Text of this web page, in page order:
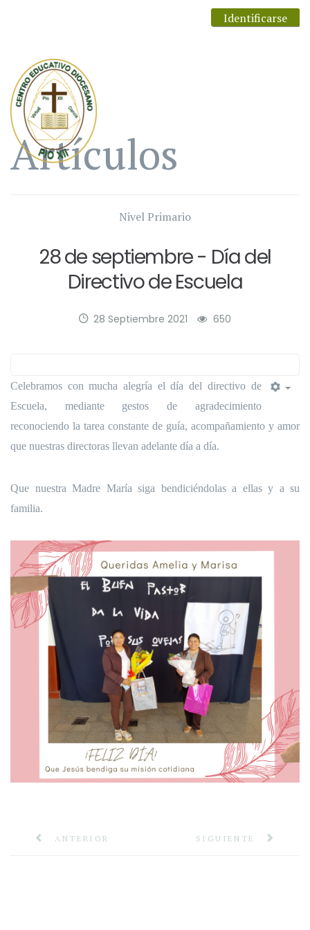
Identificarse
Artículos
Nivel Primario
28 de septiembre - Día del
Directivo de Escuela
28 Septiembre 2021 650
Celebramos con mucha alegría el día del directivo de
Escuela, mediante gestos de agradecimiento
reconociendo la tarea constante de guía, acompañamiento y amor
que nuestras directoras llevan adelante día a día.
Que nuestra Madre María siga bendiciéndolas a ellas y a su
familia.
ANTERIOR SIGUIENTE